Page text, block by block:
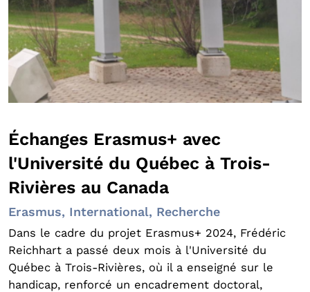
Échanges Erasmus+ avec
l'Université du Québec à Trois-
Rivières au Canada
Erasmus, International, Recherche
Dans le cadre du projet Erasmus+ 2024, Frédéric
Reichhart a passé deux mois à l'Université du
Québec à Trois-Rivières, où il a enseigné sur le
handicap, renforcé un encadrement doctoral,